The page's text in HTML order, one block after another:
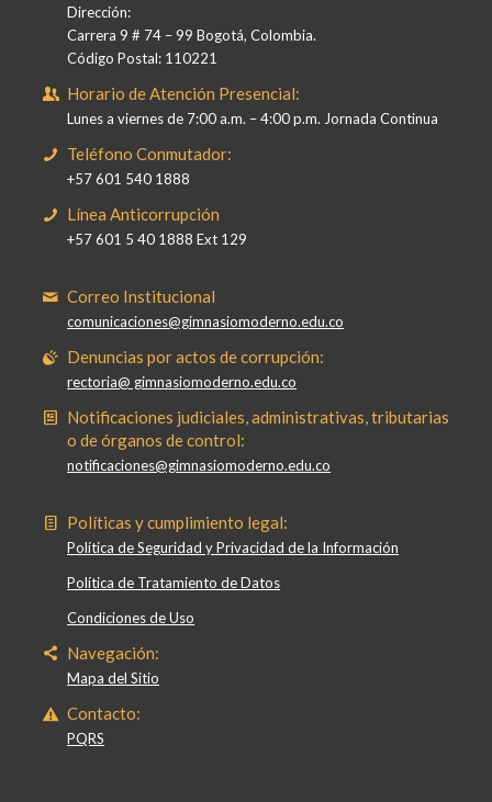
Dirección:
Carrera 9 # 74 – 99 Bogotá, Colombia.
Código Postal: 110221
Horario de Atención Presencial:
Lunes a viernes de 7:00 a.m. – 4:00 p.m. Jornada Continua
Teléfono Conmutador:
+57 601 540 1888
Línea Anticorrupción
+57 601 5 40 1888 Ext 129
Correo Institucional
comunicaciones@gimnasiomoderno.edu.co
Denuncias por actos de corrupción:
rectoria@ gimnasiomoderno.edu.co
Notificaciones judiciales, administrativas, tributarias
o de órganos de control:
notificaciones@gimnasiomoderno.edu.co
Políticas y cumplimiento legal:
Política de Seguridad y Privacidad de la Información
Política de Tratamiento de Datos
Condiciones de Uso
Navegación:
Mapa del Sitio
Contacto:
PQRS